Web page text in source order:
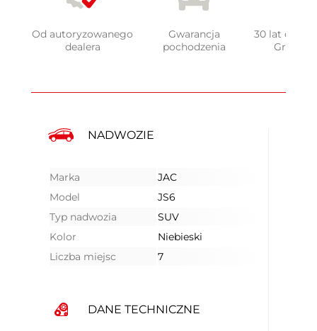
Od autoryzowanego
dealera
Gwarancja
pochodzenia
30 lat
Grupy
NADWOZIE
Marka
JAC
Model
JS6
Typ nadwozia
SUV
Kolor
Niebieski
Liczba miejsc
7
DANE TECHNICZNE